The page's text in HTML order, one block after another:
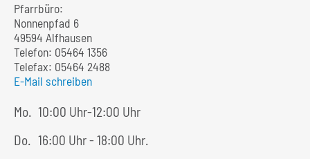
Pfarrbüro:
Nonnenpfad 6
49594 Alfhausen
Telefon: 05464 1356
Telefax: 05464 2488
E-Mail schreiben
Mo.
10:00 Uhr-12:00 Uhr
Do.
16:00 Uhr - 18:00 Uhr.